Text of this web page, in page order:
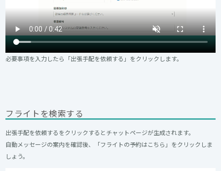
必要事項を入力したら「出張手配を依頼する」をクリックします。
フライトを検索する
出張手配を依頼するをクリックするとチャットページが生成されます。
自動メッセージの案内を確認後、「フライトの予約はこちら」をクリックしま
しょう。